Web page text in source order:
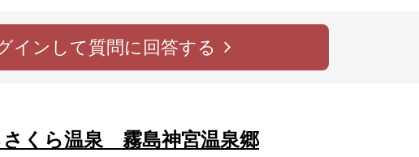
インして質問に回答する
さくら温泉 霧島神宮温泉郷